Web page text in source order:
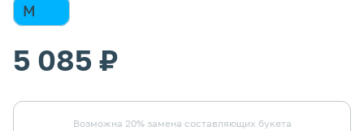
M
5 085 ₽
Возможна 20% замена составляющих букета